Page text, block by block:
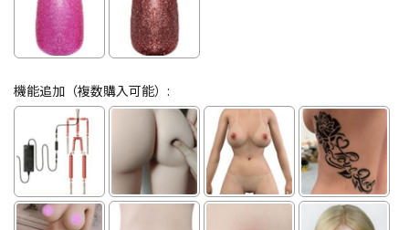
機能追加（複数購入可能）: